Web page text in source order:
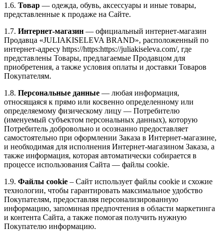
1.6. Товар — одежда, обувь, аксессуары и иные товары,
представленные к продаже на Сайте.
1.7. Интернет-магазин — официальный интернет-магазин
Продавца «JULIAKISELEVA BRAND», расположенный по
интернет-адресу https://https:https://juliakiseleva.com/, где
представлены Товары, предлагаемые Продавцом для
приобретения, а также условия оплаты и доставки Товаров
Покупателям.
1.8. Персональные данные — любая информация,
относящаяся к прямо или косвенно определенному или
определяемому физическому лицу — Потребителю
(именуемый субъектом персональных данных), которую
Потребитель добровольно и осознанно предоставляет
самостоятельно при оформлении Заказа в Интернет-магазине,
и необходимая для исполнения Интернет-магазином Заказа, а
также информация, которая автоматически собирается в
процессе использования Сайта — файлы cookie.
1.9. Файлы cookie – Сайт использует файлы cookie и схожие
технологии, чтобы гарантировать максимальное удобство
Покупателям, предоставляя персонализированную
информацию, запоминая предпочтения в области маркетинга
и контента Сайта, а также помогая получить нужную
Покупателю информацию.